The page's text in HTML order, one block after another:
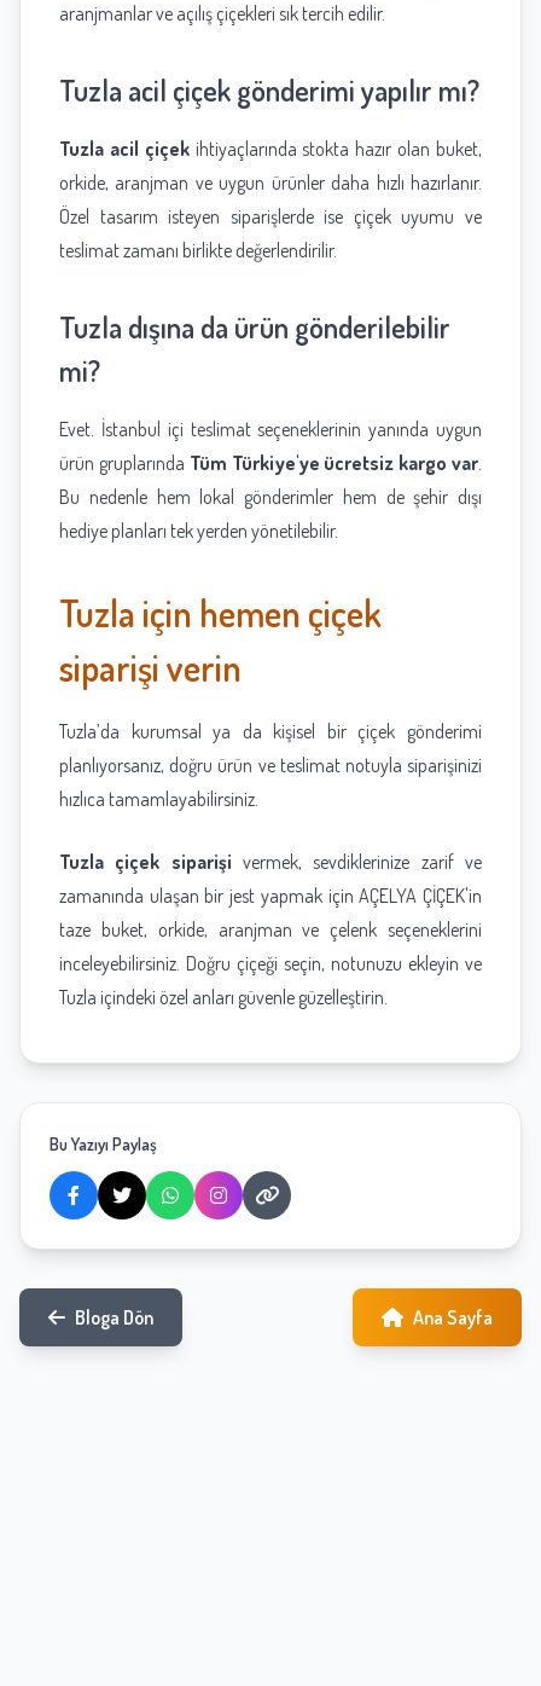
aranjmanlar ve açılış çiçekleri sık tercih edilir.
Tuzla acil çiçek gönderimi yapılır mı?
Tuzla acil çiçekihtiyaçlarında stokta hazır olan buket,
orkide, aranjman ve uygun ürünler daha hızlı hazırlanır.
Özel tasarım isteyen siparişlerde ise çiçek uyumu ve
teslimat zamanı birlikte değerlendirilir.
Tuzla dışına da ürün gönderilebilir
mi?
Evet. İstanbul içi teslimat seçeneklerinin yanında uygun
ürün gruplarında Tüm Türkiye'ye ücretsiz kargo var.
Bu nedenle hem lokal gönderimler hem de şehir dışı
hediye planları tek yerden yönetilebilir.
Tuzla için hemen çiçek
siparişi verin
Tuzla’da kurumsal ya da kişisel bir çiçek gönderimi
planlıyorsanız, doğru ürün ve teslimat notuyla siparişinizi
hızlıca tamamlayabilirsiniz.
Tuzla çiçek siparişi vermek, sevdiklerinize zarif ve
zamanında ulaşan bir jest yapmak için AÇELYA ÇİÇEK'in
taze buket, orkide, aranjman ve çelenk seçeneklerini
inceleyebilirsiniz. Doğru çiçeği seçin, notunuzu ekleyin ve
Tuzla içindeki özel anları güvenle güzelleştirin.
Bu Yazıyı Paylaş
Bloga Dön Ana Sayfa